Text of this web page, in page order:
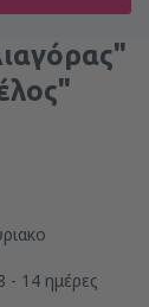
- 14 ημέρες